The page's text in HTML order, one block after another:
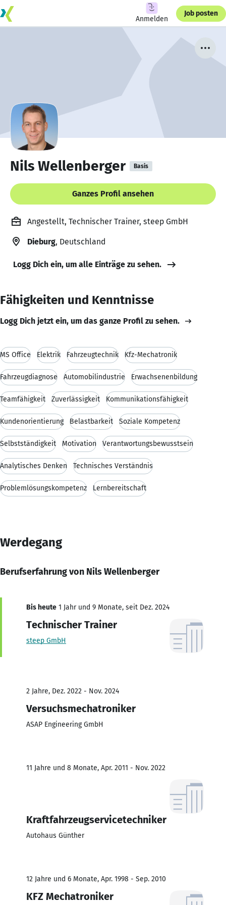
Anmelden
Job posten
Nils Wellenberger Basis
Ganzes Profil ansehen
Angestellt, Technischer Trainer, steep GmbH
Dieburg, Deutschland
Logg Dich ein, um alle Einträge zu sehen.
Fähigkeiten und Kenntnisse
Logg Dich jetzt ein, um das ganze Profil zu sehen.
MS Office Elektrik Fahrzeugtechnik Kfz-Mechatronik
Fahrzeugdiagnose Automobilindustrie Erwachsenenbildung
Teamfähigkeit Zuverlässigkeit Kommunikationsfähigkeit
Kundenorientierung Belastbarkeit Soziale Kompetenz
Selbstständigkeit Motivation Verantwortungsbewusstsein
Analytisches Denken Technisches Verständnis
Problemlösungskompetenz Lernbereitschaft
Werdegang
Berufserfahrung von Nils Wellenberger
Bis heute 1 Jahr und 9 Monate, seit Dez. 2024
Technischer Trainer
steep GmbH
2 Jahre, Dez. 2022 - Nov. 2024
Versuchsmechatroniker
ASAP Engineering GmbH
11 Jahre und 8 Monate, Apr. 2011 - Nov. 2022
Kraftfahrzeugservicetechniker
Autohaus Günther
12 Jahre und 6 Monate, Apr. 1998 - Sep. 2010
KFZ Mechatroniker